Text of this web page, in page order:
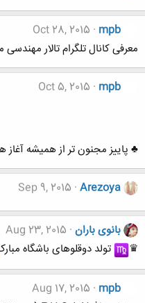
mpb
Oct 28, 2015
معرفی کانال تلگرام تالار
mpb
Oct 5, 2015
♣ پاییز مجنون تر از همیشه
Arezoya
Sep 9, 2015
بانوی باران Aug 23, 2015
♛
تولد دوقلوهای باشگاه
mpb
Aug 17, 2015